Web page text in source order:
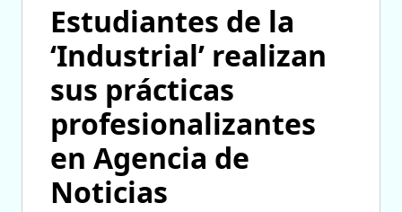
Estudiantes de la
‘Industrial’ realizan
sus prácticas
profesionalizantes
en Agencia de
Noticias